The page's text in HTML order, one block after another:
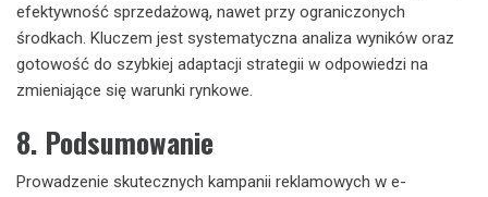
efektywność sprzedażową, nawet przy ograniczonych
środkach. Kluczem jest systematyczna analiza wyników oraz
gotowość do szybkiej adaptacji strategii w odpowiedzi na
zmieniające się warunki rynkowe.
8. Podsumowanie
Prowadzenie skutecznych kampanii reklamowych w e-